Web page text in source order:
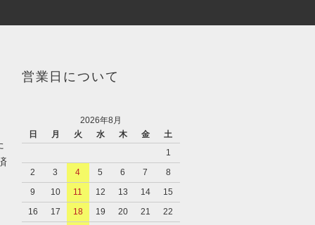
営業日について
2026年8月
日
月 火 水 木 金
土
1
2
3 4 5 6 7
8
9
10 11 12 13 14
15
16
17 18 19 20 21
22